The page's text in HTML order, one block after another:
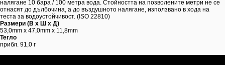
налягане 10 бара / 100 метра вода. Стойността на позволените метри не се
отнасят до дълбочина, а до въздушното налягане, използвано в хода на
теста за водоустойчивост. (ISO 22810)
Размери (В х Ш х Д)
53,0mm х 47,0mm х 11,8mm
Тегло
прибл. 91,0 г